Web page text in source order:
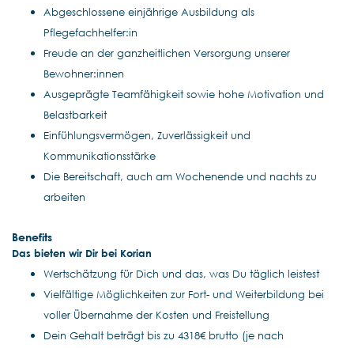
Abgeschlossene einjährige Ausbildung als
Pflegefachhelfer:in
Freude an der ganzheitlichen Versorgung unserer
Bewohner:innen
Ausgeprägte Teamfähigkeit sowie hohe Motivation und
Belastbarkeit
Einfühlungsvermögen, Zuverlässigkeit und
Kommunikationsstärke
Die Bereitschaft, auch am Wochenende und nachts zu
arbeiten
Benefits
Das bieten wir Dir bei Korian
Wertschätzung für Dich und das, was Du täglich leistest
Vielfältige Möglichkeiten zur Fort- und Weiterbildung bei
voller Übernahme der Kosten und Freistellung
Dein Gehalt beträgt bis zu 4318€ brutto (je nach